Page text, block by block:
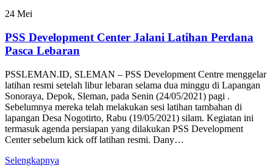
24 Mei
PSS Development Center Jalani Latihan Perdana
Pasca Lebaran
PSSLEMAN.ID, SLEMAN – PSS Development Centre menggelar
latihan resmi setelah libur lebaran selama dua minggu di Lapangan
Sonoraya, Depok, Sleman, pada Senin (24/05/2021) pagi .
Sebelumnya mereka telah melakukan sesi latihan tambahan di
lapangan Desa Nogotirto, Rabu (19/05/2021) silam. Kegiatan ini
termasuk agenda persiapan yang dilakukan PSS Development
Center sebelum kick off latihan resmi. Dany…
Selengkapnya